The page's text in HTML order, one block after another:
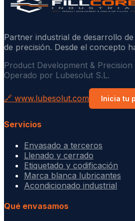
Partner industrial de desarrollo
de precisión. Desde el concepto
Product Development & Precision
Operado por Lubesolut S.L.
🔗 www.lubesolut.com Inicia tu
Servicios
Envasado a terceros
Llenado y cerrado
Etiquetado y codificación
Marca blanca lubricantes
Acondicionado industrial
Qué envasamos